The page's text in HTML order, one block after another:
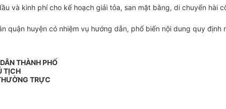
và kinh phí cho kế hoạch giải tỏa, san mặt bằng, di chuyển
quận huyện có nhiệm vụ hướng dẫn, phổ biến nội dung quy
THÀNH PHỐ
TỊCH
TRỰC